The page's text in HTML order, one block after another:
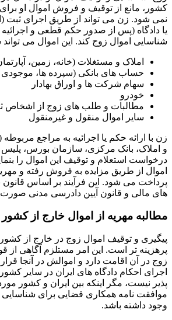
کشور، مانع از توقیف و فروش اموال او
نمی شود. زن می تواند از طریق اجرای ثبت
یا دادگاه (پس از صدور حکم قطعی و اجرائیه
شناسایی اموال زوج کند. این اموال می
املاک و مستغلات (خانه، زمین،
حساب های بانکی (سپرده ها،
سهام شرکت ها و اوراق بهادار
خودرو
مطالبات و طلب های زوج از اشخاص
سایر اموال منقول و غیرمنقول
زن با ارائه حکم یا اجرائیه به مراجع مربوطه
و املاک، بانک مرکزی، سازمان بورس، پلیس
درخواست استعلام و توقیف این اموال را
اموال از طریق مزایده به فروش رفته و
پرداخت می شود. این فرآیند بر اساس
های مالی و قانون آیین دادرسی مدنی
مطالبه مهریه از اموال خارج از کشور
پیگیری و توقیف اموال زوج در خارج از کشور
پرهزینه تر است. این امر مستلزم آگاهی
زوج در آن اقامت دارد و اموالش در آنجا
اجرای احکام دادگاه های ایران در سایر
پذیر نیست، مگر اینکه بین ایران و کشور
موافقت نامه همکاری قضایی برای شناسایی
وجود داشته باشد.